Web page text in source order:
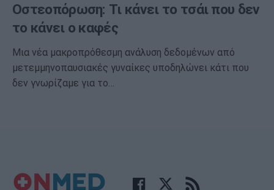
Οστεοπόρωση: Τι κάνει το τσάι που δεν
το κάνει ο καφές
Μια νέα μακροπρόθεσμη ανάλυση δεδομένων από
μετεμμηνοπαυσιακές γυναίκες υποδηλώνει κάτι που
δεν γνωρίζαμε για το…